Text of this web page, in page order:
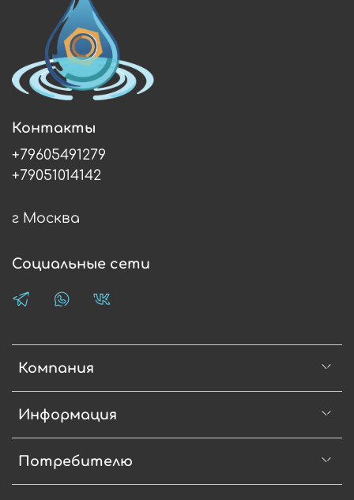
Компания
Информация
Потребителю
Контакты
+79605491279
+79051014142
г Москва
Социальные сети